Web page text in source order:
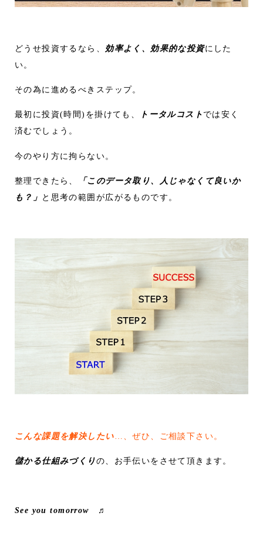
どうせ投資するなら、 効率よく、効果的な投資にした
い。
その為に進めるべきステップ。
最初に投資(時間)を掛けても、 トータルコストでは安く
済むでしょう。
今のやり方に拘らない。
整理できたら、
「このデータ取り、人じゃなくて良いか
も？」 と思考の範囲が広がるものです。
こんな課題を解決したい …、ぜひ、ご相談下さい。
儲かる仕組みづくりの、お手伝いをさせて頂きます。
See you tomorrow ♬